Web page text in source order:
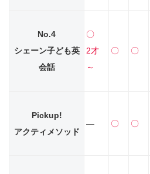
No.4
シェーン子ども英
会話
〇
2才
～
〇 〇
Pickup!
アクティメソッド
― 〇 〇